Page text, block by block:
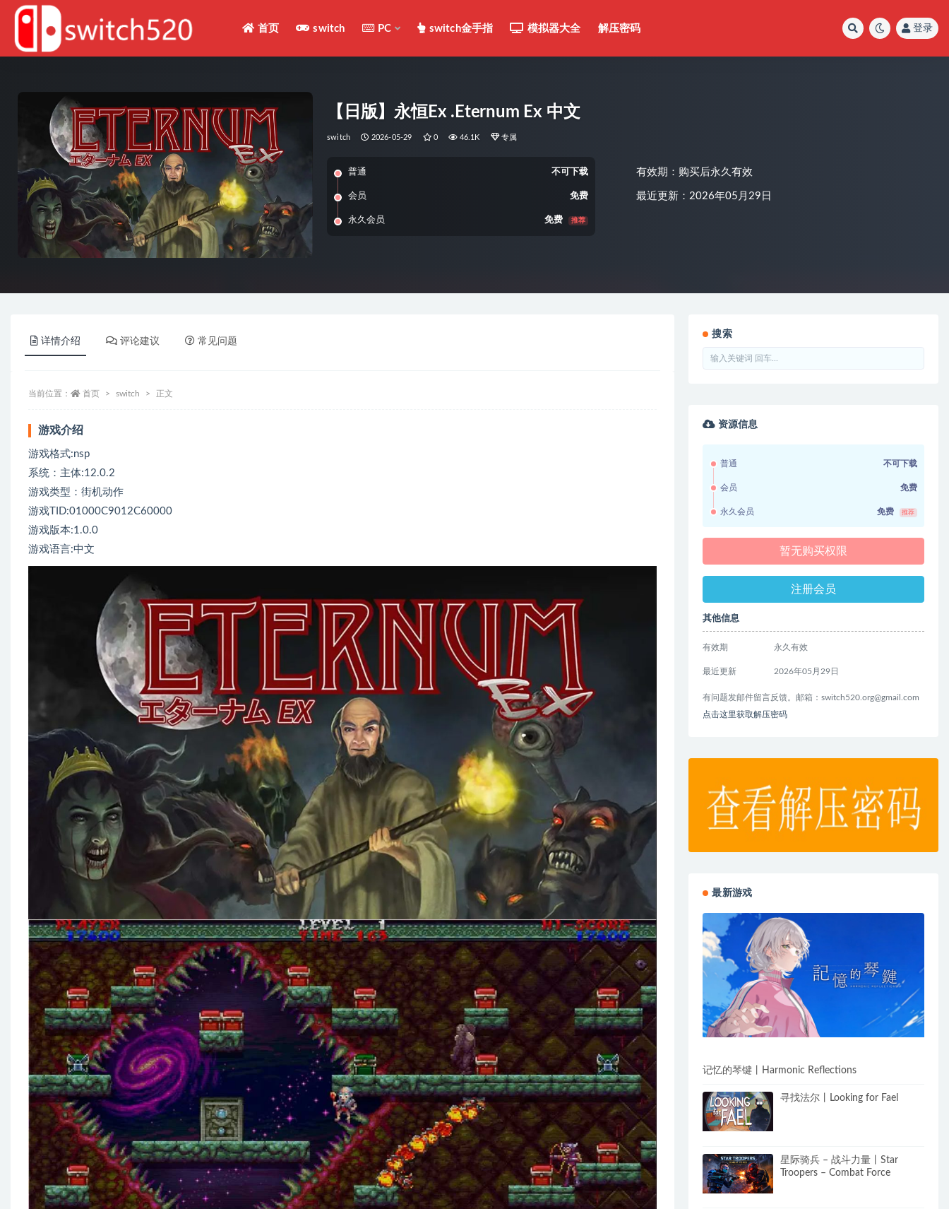
首页 switch PC switch金手指 模拟器大全 解压密码 登录
【日版】永恒Ex .Eternum Ex 中文
switch 2026-05-29 0 46.1K 专属
普通 不可下载
会员 免费
永久会员 免费 推荐
有效期：购买后永久有效
最近更新：2026年05月29日
详情介绍 评论建议 常见问题
当前位置： 首页 switch 正文
游戏介绍
游戏格式:nsp
系统：主体:12.0.2
游戏类型：街机动作
游戏TID:01000C9012C60000
游戏版本:1.0.0
游戏语言:中文
搜索
资源信息
普通 不可下载
会员 免费
永久会员 免费 推荐
暂无购买权限
注册会员
其他信息
有效期 永久有效
最近更新 2026年05月29日
有问题发邮件留言反馈。邮箱：switch520.org@gmail.com
点击这里获取解压密码
最新游戏
记忆的琴键丨Harmonic Reflections
寻找法尔丨Looking for Fael
星际骑兵 – 战斗力量丨Star
Troopers – Combat Force